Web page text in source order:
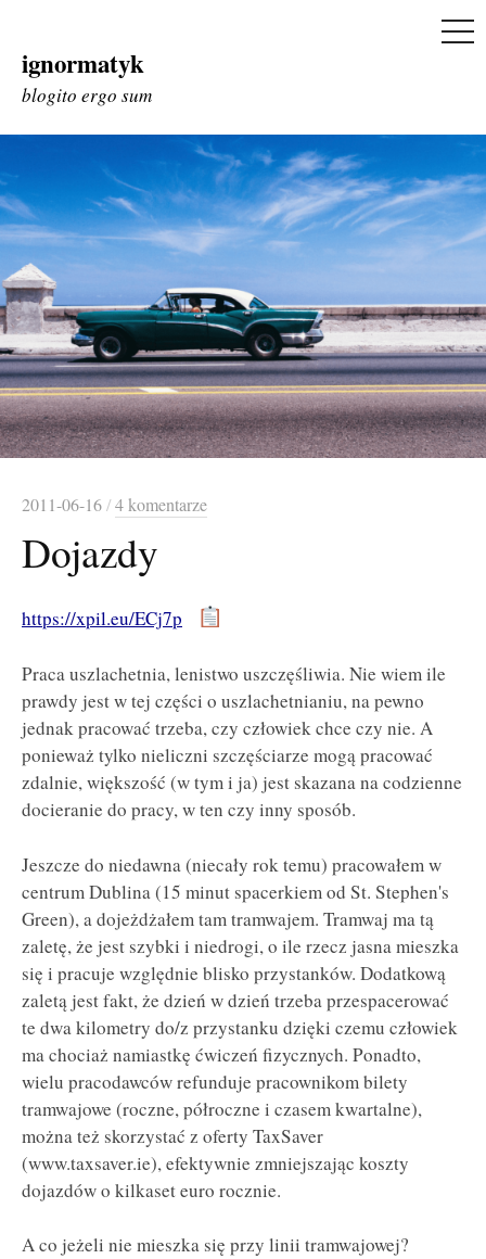
Skip
to
ignormatyk
blogito ergo sum
2011-06-16/4 komentarze
Dojazdy
https://xpil.eu/ECj7p
Praca uszlachetnia, lenistwo uszczęśliwia. Nie wiem ile
prawdy jest w tej części o uszlachetnianiu, na pewno
jednak pracować trzeba, czy człowiek chce czy nie. A
ponieważ tylko nieliczni szczęściarze mogą pracować
zdalnie, większość (w tym i ja) jest skazana na codzienne
docieranie do pracy, w ten czy inny sposób.
Jeszcze do niedawna (niecały rok temu) pracowałem w
centrum Dublina (15 minut spacerkiem od St. Stephen's
Green), a dojeżdżałem tam tramwajem. Tramwaj ma tą
zaletę, że jest szybki i niedrogi, o ile rzecz jasna mieszka
się i pracuje względnie blisko przystanków. Dodatkową
zaletą jest fakt, że dzień w dzień trzeba przespacerować
te dwa kilometry do/z przystanku dzięki czemu człowiek
ma chociaż namiastkę ćwiczeń fizycznych. Ponadto,
wielu pracodawców refunduje pracownikom bilety
tramwajowe (roczne, półroczne i czasem kwartalne),
można też skorzystać z oferty TaxSaver
(www.taxsaver.ie), efektywnie zmniejszając koszty
dojazdów o kilkaset euro rocznie.
A co jeżeli nie mieszka się przy linii tramwajowej?